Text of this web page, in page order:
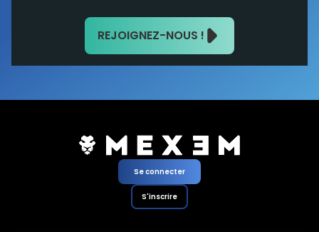
REJOIGNEZ-NOUS !
Se connecter
S'inscrire